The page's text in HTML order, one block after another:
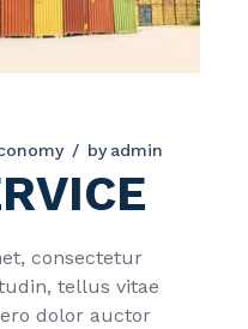
by admin
consectetur
tellus vitae
dolor auctor